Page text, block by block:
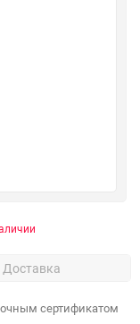
Доставка
сертификатом